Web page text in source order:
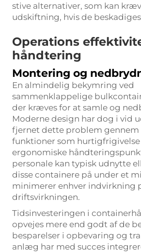
stive alternativer, som kan
udskiftning, hvis de
Operations
håndtering
Montering og
En almindelig bekymring ved
sammenklappelige
der kræves for at samle og
Moderne design har dog i vid
fjernet dette problem
funktioner som hurtigfrigivelse
ergonomiske
personale kan typisk udnytte
disse containere på under et
minimerer enhver indvirkning
driftsvirkningen.
Tidsinvesteringen i
opvejes mere end godt af de
besparelser i opbevaring og
anlæg har med succes